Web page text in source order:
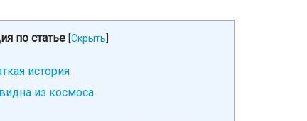
по статье [Скрыть
история
из космоса